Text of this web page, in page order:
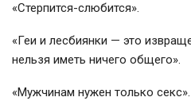
«Стерпится-слюбится».
«Геи и лесбиянки — это
нельзя иметь ничего общего».
«Мужчинам нужен только секс».